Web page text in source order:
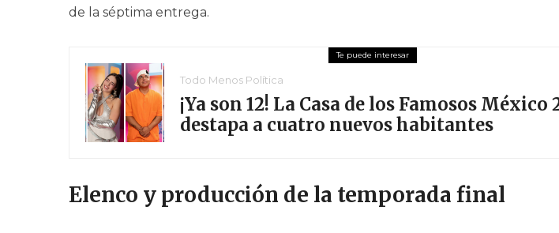
de la séptima entrega.
Todo Menos Política
¡Ya son 12! La Casa de los Famosos México
destapa a cuatro nuevos habitantes
Elenco y producción de la temporada final